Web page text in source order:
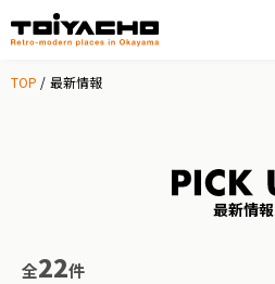
TOP 最新情報
最新情報
全22件